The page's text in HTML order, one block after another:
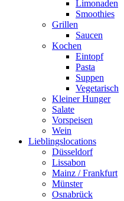
Limonaden
Smoothies
Grillen
Saucen
Kochen
Eintopf
Pasta
Suppen
Vegetarisch
Kleiner Hunger
Salate
Vorspeisen
Wein
Lieblingslocations
Düsseldorf
Lissabon
Mainz / Frankfurt
Münster
Osnabrück